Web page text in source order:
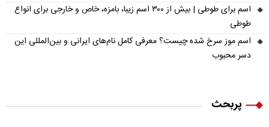
اسم برای طوطی | بیش از ۳۰۰ اسم زیبا، بامزه، خاص و خارجی برای انواع
طوطی
اسم موز سرخ شده چیست؟ معرفی کامل نام‌های ایرانی و بین‌المللی این
دسر محبوب
پربحث